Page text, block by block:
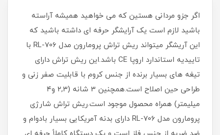
اگر جزو مردانی هستین که می خواهید همیشه آراسته
باشید لازم است یک آرایشگر حرفه ای داشته باشید که
این آریشگر میتواند ریش تراش پرومارون مدل RL-706 با
تاییدیه استاندارد اروپا CE باشد.این ریش تراش دارای
تیغه های بسیار برنده از جنس کروم با قابلیت صفر زنی و
طراحی حین اصلاح است.همچنین 3 شانه (۲,۳ و۴
میلیمتر) همراه محصول موجود است.ریش تراش شارژی
پرومارون مدل RL-706 دارای بدنه آمریکایی بسیار بادوام و